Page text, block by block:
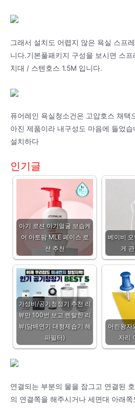
그래서 설치도 어렵지 않은 욕실 스프
니다.기본풀패키지 구성을 보시면 스
치대 / 스텐호스 1.5M 입니다.
퓨어레인 욕실청소건은 고압호스 채택
아진 제품이라 내구성도 마음에 들었
설치하다
인기글
아기 로션 아기얼굴 보습케
어 아토팜 MLE 페이스 로
션 추천
베이비
게
가성비/공기청정기 추천 리
뷰만 100번 보고 렌탈한 리
뷰(담배연기 대형제습기 해
파필터)
어린왕자
자리
연결되는 부분의 물을 잠그고 연결된
의 연결쪽을 해주시거나 세면대 아래